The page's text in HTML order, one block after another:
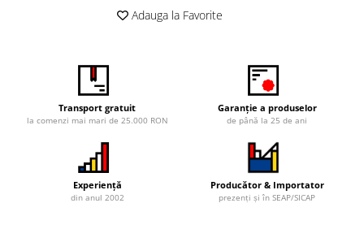
Scaune profesionale Adauga la Favorite
Transport gratuit
la comenzi mai mari de 25.000 RON
Garanție a produselor
de până la 25 de ani
Experiență
din anul 2002
Producător & Importator
prezenți și în SEAP/SICAP